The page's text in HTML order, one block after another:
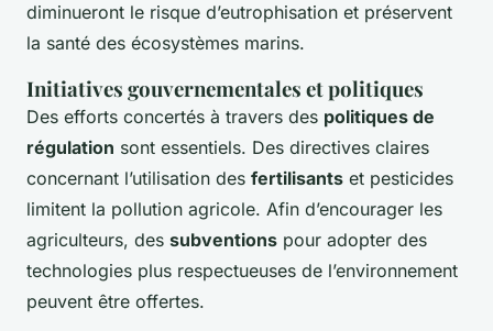
diminueront le risque d’eutrophisation et préservent
la santé des écosystèmes marins.
Initiatives gouvernementales et politiques
Des efforts concertés à travers des politiques de
régulation sont essentiels. Des directives claires
concernant l’utilisation des fertilisants et pesticides
limitent la pollution agricole. Afin d’encourager les
agriculteurs, des subventions pour adopter des
technologies plus respectueuses de l’environnement
peuvent être offertes.